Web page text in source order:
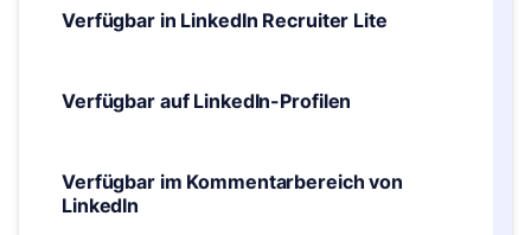
Verfügbar in LinkedIn Recruiter Lite
Verfügbar auf LinkedIn-Profilen
Verfügbar im Kommentarbereich von
LinkedIn